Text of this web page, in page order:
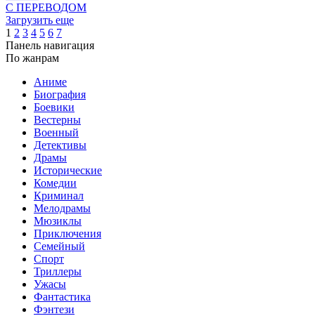
С ПЕРЕВОДОМ
Загрузить еще
1 2 3 4 5 6 7
Панель навигация
По жанрам
Аниме
Биография
Боевики
Вестерны
Военный
Детективы
Драмы
Исторические
Комедии
Криминал
Мелодрамы
Мюзиклы
Приключения
Семейный
Спорт
Триллеры
Ужасы
Фантастика
Фэнтези